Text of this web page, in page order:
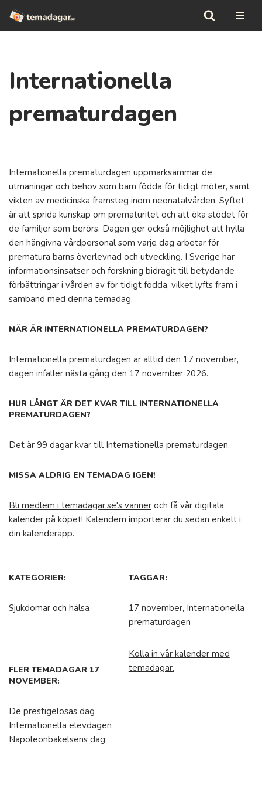
Hoppa
Internationella
prematurdagen
Internationella prematurdagen uppmärksammar de
utmaningar och behov som barn födda för tidigt möter, samt
vikten av medicinska framsteg inom neonatalvården. Syftet
är att sprida kunskap om prematuritet och att öka stödet för
de familjer som berörs. Dagen ger också möjlighet att hylla
den hängivna vårdpersonal som varje dag arbetar för
prematura barns överlevnad och utveckling. I Sverige har
informationsinsatser och forskning bidragit till betydande
förbättringar i vården av för tidigt födda, vilket lyfts fram i
samband med denna temadag.
NÄR ÄR INTERNATIONELLA PREMATURDAGEN?
Internationella prematurdagen är alltid den 17 november,
dagen infaller nästa gång den 17 november 2026.
HUR LÅNGT ÄR DET KVAR TILL INTERNATIONELLA
PREMATURDAGEN?
Det är 99 dagar kvar till Internationella prematurdagen.
MISSA ALDRIG EN TEMADAG IGEN!
Bli medlem i temadagar.se's vänner och få vår digitala
kalender på köpet! Kalendern importerar du sedan enkelt i
din kalenderapp.
KATEGORIER:
Sjukdomar och hälsa
TAGGAR:
17 november, Internationella
prematurdagen
FLER TEMADAGAR 17
NOVEMBER:
De prestigelösas dag
Internationella elevdagen
Napoleonbakelsens dag
Kolla in vår kalender med
temadagar.